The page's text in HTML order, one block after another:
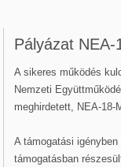
Pályázat NEA-
A sikeres működés
Nemzeti
meghirdetett, NEA-18-
A támogatási
támogatásban